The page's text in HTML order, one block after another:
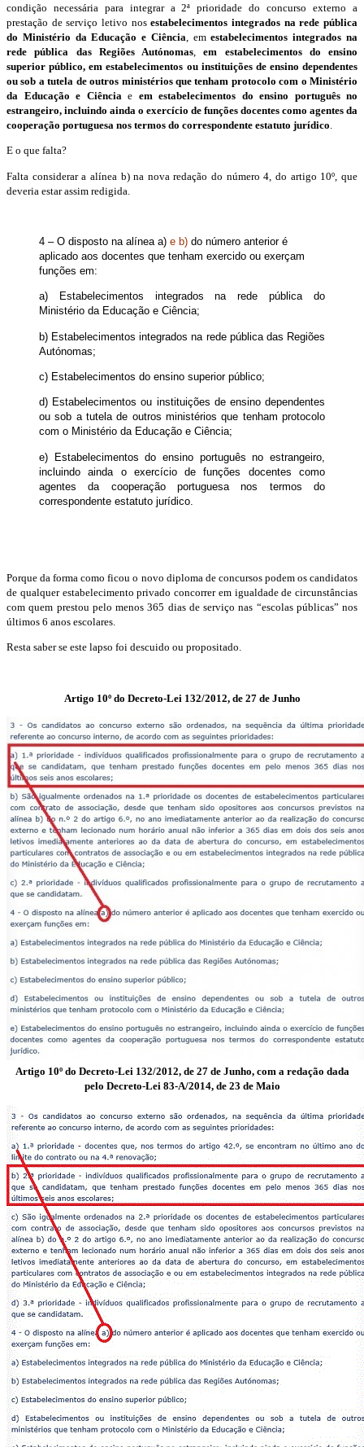
condição necessária para integrar a 2ª prioridade do concurso externo a
prestação de serviço letivo nosestabelecimentos integrados na rede pública
do Ministério da Educação e Ciência , emestabelecimentos integrados na
rede pública das Regiões Autónomas ,em estabelecimentos do ensino
superior público, em estabelecimentos ou instituições de ensino dependentes
ou sob a tutela de outros ministérios que tenham protocolo com o Ministério
da Educação e Ciência e em estabelecimentos do ensino português no
estrangeiro, incluindo ainda o exercício de funções docentes como agentes da
cooperação portuguesa nos termos do correspondente estatuto jurídico
E o que falta?
Falta considerar a alínea b) na nova redação do número 4, do artigo 10º, que
deveria estar assim redigida.
4 – O disposto na alínea a) e b) do número anterior é
aplicado aos docentes que tenham exercido ou exerçam
funções em:
a) Estabelecimentos integrados na rede pública do
Ministério da Educação e Ciência;
b) Estabelecimentos integrados na rede pública das Regiões
Autónomas;
c) Estabelecimentos do ensino superior público;
d) Estabelecimentos ou instituições de ensino dependentes
ou sob a tutela de outros ministérios que tenham protocolo
com o Ministério da Educação e Ciência;
e) Estabelecimentos do ensino português no estrangeiro,
incluindo ainda o exercício de funções docentes como
agentes da cooperação portuguesa nos termos do
correspondente estatuto jurídico.
Porque da forma como ficou o novo diploma de concursos podem os candidatos
de qualquer estabelecimento privado concorrer em igualdade de circunstâncias
com quem prestou pelo menos 365 dias de serviço nas “escolas públicas” nos
últimos 6 anos escolares.
Resta saber se este lapso foi descuido ou propositado.
Artigo 10º do Decreto-Lei 132/2012, de 27 de Junho
Artigo 10º do Decreto-Lei 132/2012, de 27 de Junho, com a redação dada
pelo Decreto-Lei 83-A/2014, de 23 de Maio